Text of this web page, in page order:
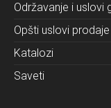
Održavanje i uslovi
Opšti uslovi prodaje
Katalozi
Saveti